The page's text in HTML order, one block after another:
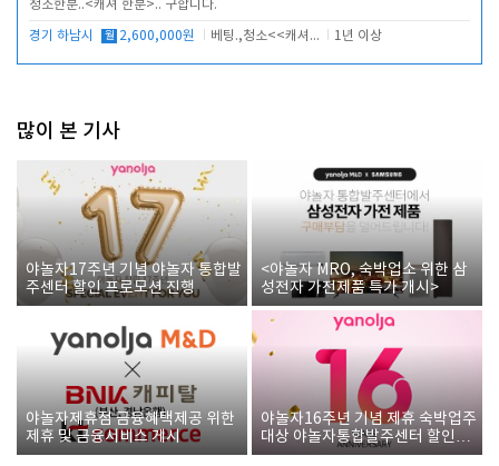
청소한분..<캐셔 한분>.. 구합니다.
경기 하남시 월 2,600,000원 베팅.,청소<<캐셔 모셔봅니다. 1년 이상
많이 본 기사
야놀자17주년 기념 야놀자 통합발
주센터 할인 프로모션 진행
<야놀자 MRO, 숙박업소 위한 삼
성전자 가전제품 특가 개시>
야놀자제휴점 금융혜택제공 위한
제휴 및 금융서비스 게시
야놀자16주년 기념 제휴 숙박업주
대상 야놀자통합발주센터 할인쿠
폰 증정